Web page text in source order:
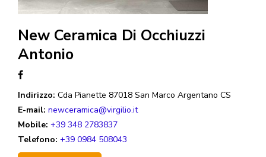
New Ceramica Di Occhiuzzi
Antonio
Indirizzo: Cda Pianette 87018 San Marco Argentano CS
E-mail: newceramica@virgilio.it
Mobile: +39 348 2783837
Telefono: +39 0984 508043